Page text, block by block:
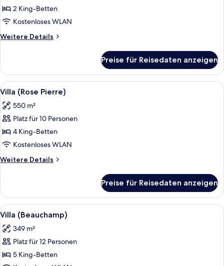
(Clair
Soleil)
anzeigen
2 King-Betten
Kostenloses WLAN
Weitere Details
Weitere
(Clair
Soleil)
Preise für Reisedaten anzeigen
Alle
Fotos
für
Villa
(Rose
Pierre)
anzeigen
Eine zweistöckige pinkfarbene Villa
8
Villa (Rose Pierre)
550 m²
Platz für 10 Personen
4 King-Betten
Kostenloses WLAN
Weitere Details
Weitere
(Rose
Pierre)
Preise für Reisedaten anzeigen
Alle
Fotos
für
Villa
(Beauchamp)
Villa (Beauchamp) | Bettwäsche aus
9
Villa (Beauchamp)
349 m²
Platz für 12 Personen
5 King-Betten